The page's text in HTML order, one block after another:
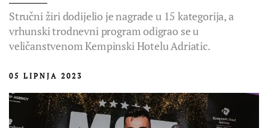
Stručni žiri dodijelio je nagrade u 15 kategorija, a
vrhunski trodnevni program odigrao se u
veličanstvenom Kempinski Hotelu Adriatic.
05 LIPNJA 2023